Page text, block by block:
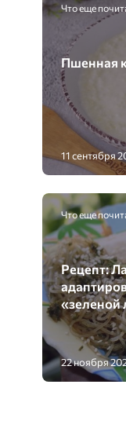
Что еще
Пшенная
11 сентября
Что еще
Рецепт:
«зеленой
22 ноября